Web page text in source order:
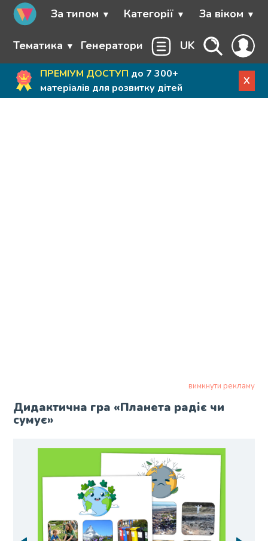
За типом Категорії За віком
Тематика Генератори UK
ПРЕМІУМ ДОСТУП до 7 300+
матеріалів для розвитку дітей
X
вимкнути рекламу
Дидактична гра «Планета радіє чи
сумує»